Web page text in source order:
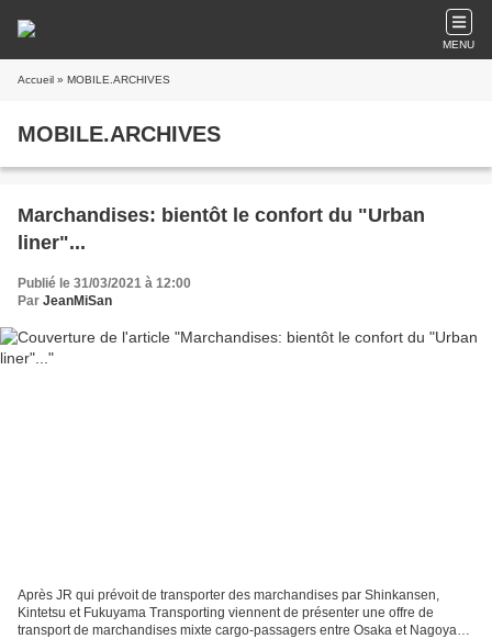
MENU
Accueil » MOBILE.ARCHIVES
MOBILE.ARCHIVES
Marchandises: bientôt le confort du "Urban
liner"...
Publié le 31/03/2021 à 12:00
Par JeanMiSan
Après JR qui prévoit de transporter des marchandises par Shinkansen,
Kintetsu et Fukuyama Transporting viennent de présenter une offre de
transport de marchandises mixte cargo-passagers entre Osaka et Nagoya